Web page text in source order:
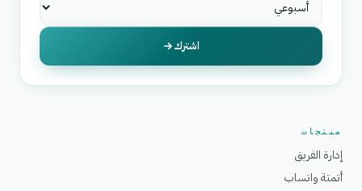
اشترك
منتجات
إدارة الفريق
أتمتة واتساب